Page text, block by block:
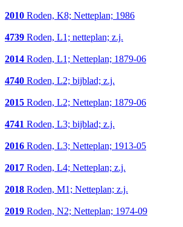
2010 Roden, K8; Netteplan; 1986
4739 Roden, L1; netteplan; z.j.
2014 Roden, L1; Netteplan; 1879-06
4740 Roden, L2; bijblad; z.j.
2015 Roden, L2; Netteplan; 1879-06
4741 Roden, L3; bijblad; z.j.
2016 Roden, L3; Netteplan; 1913-05
2017 Roden, L4; Netteplan; z.j.
2018 Roden, M1; Netteplan; z.j.
2019 Roden, N2; Netteplan; 1974-09